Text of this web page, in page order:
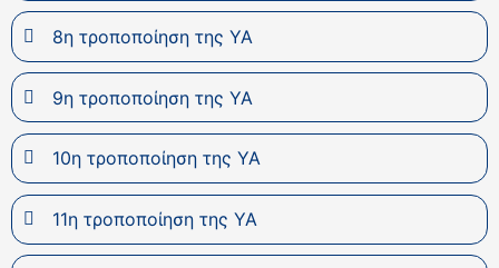
8η τροποποίηση της ΥΑ
9η τροποποίηση της ΥΑ
10η τροποποίηση της ΥΑ
11η τροποποίηση της ΥΑ